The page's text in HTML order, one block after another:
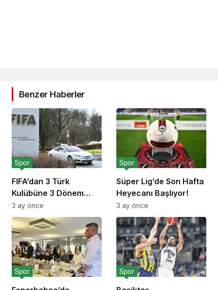
Benzer Haberler
FIFA’dan 3 Türk
Kulübüne 3 Dönem
Transfer Yasağı!
Spor
3 ay önce
Süper Lig’de Son Hafta
Heyecanı Başlıyor!
Spor
3 ay önce
Spor Spor